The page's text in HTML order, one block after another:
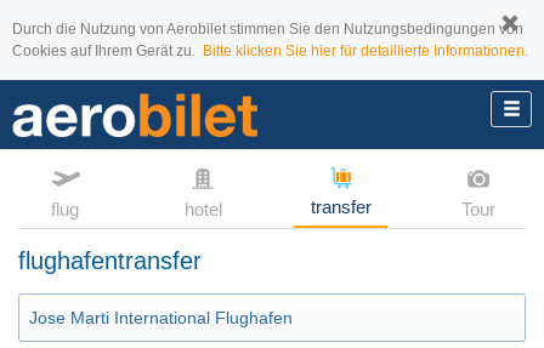
Durch die Nutzung von Aerobilet stimmen Sie den Nutzungsbedingungen von
Cookies auf Ihrem Gerät zu. Bitte klicken Sie hier für detaillierte Informationen.
flug hotel transfer Tour
flughafentransfer